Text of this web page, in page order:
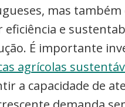
mas também
eficiência e
É importante
agrícolas
a capacidade de